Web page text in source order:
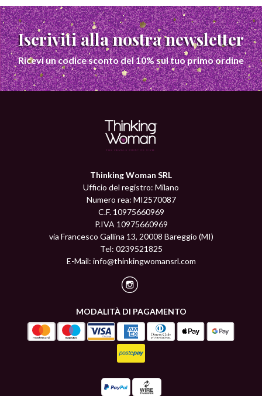
Iscriviti alla nostra newsletter
Ricevi un codice sconto del 10% sul tuo primo ordine
Thinking Woman SRL
Ufficio del registro: Milano
Numero rea: MI2570087
C.F. 10975660969
P.IVA 10975660969
via Francesco Gallina 13, 20008 Bareggio (MI)
Tel: 0239521825
E-Mail: info@thinkingwomansrl.com
MODALITÀ DI PAGAMENTO